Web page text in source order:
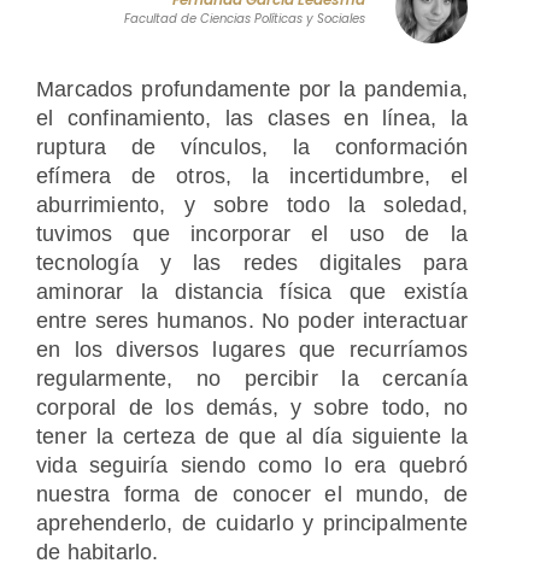
Facultad de Ciencias Políticas y Sociales
Marcados profundamente por la pandemia,
el confinamiento, las clases en línea, la
ruptura de vínculos, la conformación
efímera de otros, la incertidumbre, el
aburrimiento, y sobre todo la soledad,
tuvimos que incorporar el uso de la
tecnología y las redes digitales para
aminorar la distancia física que existía
entre seres humanos. No poder interactuar
en los diversos lugares que recurríamos
regularmente, no percibir la cercanía
corporal de los demás, y sobre todo, no
tener la certeza de que al día siguiente la
vida seguiría siendo como lo era quebró
nuestra forma de conocer el mundo, de
aprehenderlo, de cuidarlo y principalmente
de habitarlo.